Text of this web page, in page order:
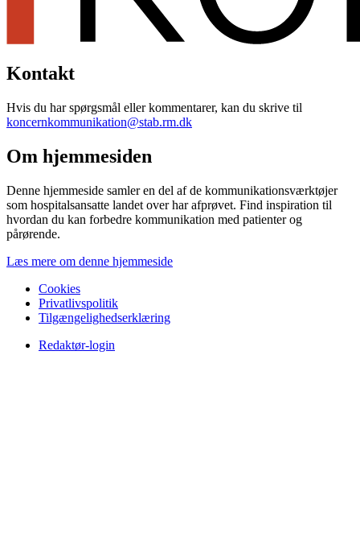
Kontakt
Hvis du har spørgsmål eller kommentarer, kan du skrive til
koncernkommunikation@stab.rm.dk
Om hjemmesiden
Denne hjemmeside samler en del af de kommunikationsværktøjer
som hospitalsansatte landet over har afprøvet. Find inspiration til
hvordan du kan forbedre kommunikation med patienter og
pårørende.
Læs mere om denne hjemmeside
Cookies
Privatlivspolitik
Tilgængelighedserklæring
Redaktør-login